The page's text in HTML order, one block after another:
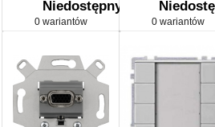
Niedostępny
0 wariantów 0 wariantów